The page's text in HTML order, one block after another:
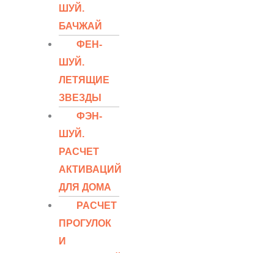
ШУЙ.
БАЧЖАЙ
ФЕН-
ШУЙ.
ЛЕТЯЩИЕ
ЗВЕЗДЫ
ФЭН-
ШУЙ.
РАСЧЕТ
АКТИВАЦИЙ
ДЛЯ ДОМА
РАСЧЕТ
ПРОГУЛОК
И